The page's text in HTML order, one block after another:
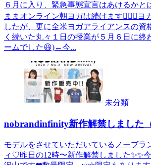
６月に入り、緊急事態宣言はあけるか
ままオンライン朝ヨガは続けます🧘‍♀️✨ヨ
したが、更に全米ヨガアライアンスの資
く続いた丸々１日の授業が５月６日に終
ームでした😆)←今...
未分類
nobrandinfinity新作解禁しました
モデルをさせていただいているノーブラ
ィ♡昨日の12時〜新作解禁しました✨✨